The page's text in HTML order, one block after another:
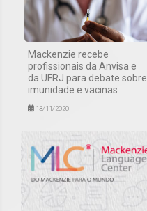
Mackenzie recebe
profissionais da Anvisa e
da UFRJ para debate sobre
imunidade e vacinas
13/11/2020